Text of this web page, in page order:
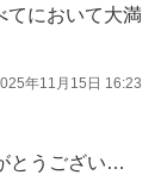
てにおいて大満
年11月15日 16:23
この度、当社で車検実施頂き誠にありがとうございました。